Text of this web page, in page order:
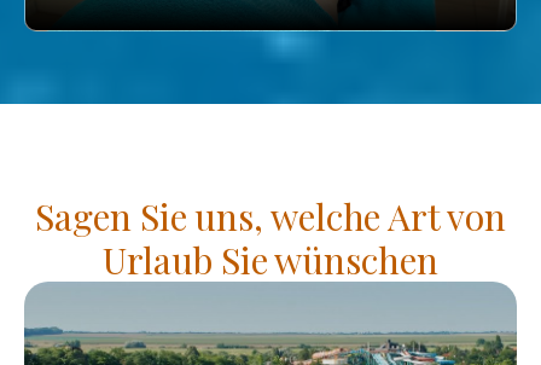
Sagen Sie uns, welche Art von
Urlaub Sie wünschen